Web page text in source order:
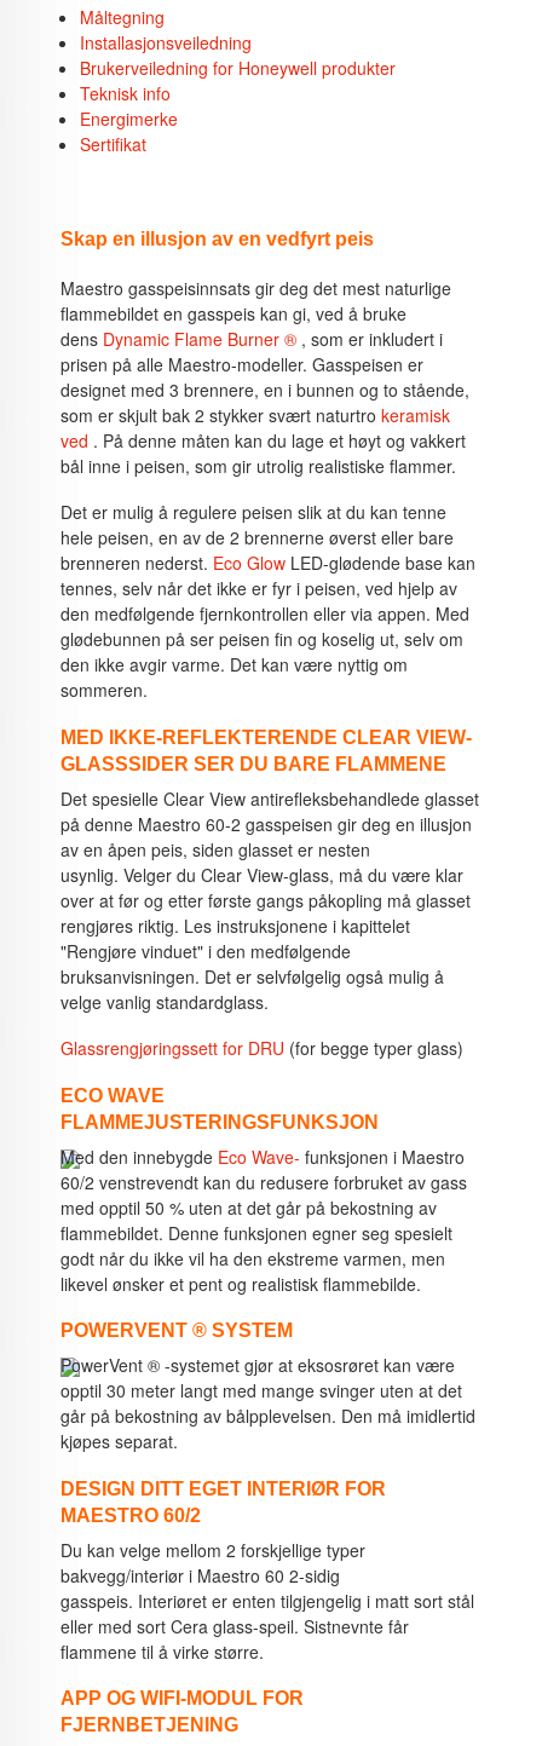
Måltegning
Installasjonsveiledning
Brukerveiledning for Honeywell produkter
Teknisk info
Energimerke
Sertifikat
Skap en illusjon av en vedfyrt peis
Maestro gasspeisinnsats gir deg det mest naturlige
flammebildet en gasspeis kan gi, ved å bruke
dens Dynamic Flame Burner ® , som er inkludert i
prisen på alle Maestro-modeller. Gasspeisen er
designet med 3 brennere, en i bunnen og to stående,
som er skjult bak 2 stykker svært naturtrokeramisk
ved . På denne måten kan du lage et høyt og vakkert
bål inne i peisen, som gir utrolig realistiske flammer.
Det er mulig å regulere peisen slik at du kan tenne
hele peisen, en av de 2 brennerne øverst eller bare
brenneren nederst. Eco Glow LED-glødende base kan
tennes, selv når det ikke er fyr i peisen, ved hjelp av
den medfølgende fjernkontrollen eller via appen. Med
glødebunnen på ser peisen fin og koselig ut, selv om
den ikke avgir varme. Det kan være nyttig om
sommeren.
MED IKKE-REFLEKTERENDE CLEAR VIEW-
GLASSSIDER SER DU BARE FLAMMENE
Det spesielle Clear View antirefleksbehandlede glasset
på denne Maestro 60-2 gasspeisen gir deg en illusjon
av en åpen peis, siden glasset er nesten
usynlig.Velger du Clear View-glass, må du være klar
over at før og etter første gangs påkopling må glasset
rengjøres riktig. Les instruksjonene i kapittelet
"Rengjøre vinduet" i den medfølgende
bruksanvisningen. Det er selvfølgelig også mulig å
velge vanlig standardglass.
Glassrengjøringssett for DRU (for begge typer glass)
ECO WAVE
FLAMMEJUSTERINGSFUNKSJON
Med den innebygde Eco Wave- funksjonen i Maestro
60/2 venstrevendt kan du redusere forbruket av gass
med opptil 50 % uten at det går på bekostning av
flammebildet. Denne funksjonen egner seg spesielt
godt når du ikke vil ha den ekstreme varmen, men
likevel ønsker et pent og realistisk flammebilde.
POWERVENT ® SYSTEM
PowerVent® -systemet gjør at eksosrøret kan være
opptil 30 meter langt med mange svinger uten at det
går på bekostning av bålpplevelsen. Den må imidlertid
kjøpes separat.
DESIGN DITT EGET INTERIØR FOR
MAESTRO 60/2
Du kan velge mellom 2 forskjellige typer
bakvegg/interiør i Maestro 60 2-sidig
gasspeis. Interiøret er enten tilgjengelig i matt sort stål
eller med sort Cera glass-speil. Sistnevnte får
flammene til å virke større.
APP OG WIFI-MODUL FOR
FJERNBETJENING